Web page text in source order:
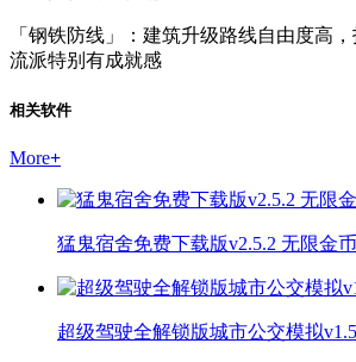
「钢铁防线」：建筑升级路线自由度高
流派特别有成就感
相关软件
More+
猛鬼宿舍免费下载版v2.5.2 无限金
超级驾驶全解锁版城市公交模拟